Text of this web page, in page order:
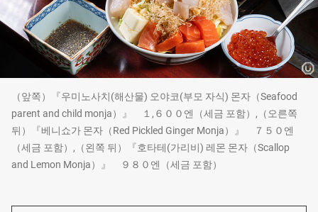
（앞쪽）『우미노사치(해산물) 오야코(부모 자식) 몬자（Seafood
parent and child monja）』 １,６００엔（세금 포함）,（오른쪽
뒤）『베니쇼가 몬자（Red Pickled Ginger Monja）』 ７５０엔
（세금 포함）,（왼쪽 뒤）『호타테(가리비) 레몬 몬자（Scallop
and Lemon Monja）』 ９８０엔（세금 포함）